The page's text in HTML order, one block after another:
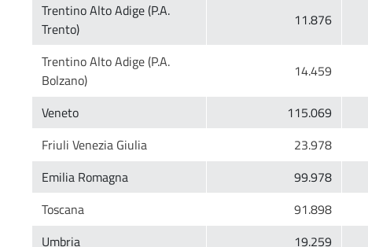
Trentino Alto Adige (P.A.
Trentino Alto Adige (P.A.